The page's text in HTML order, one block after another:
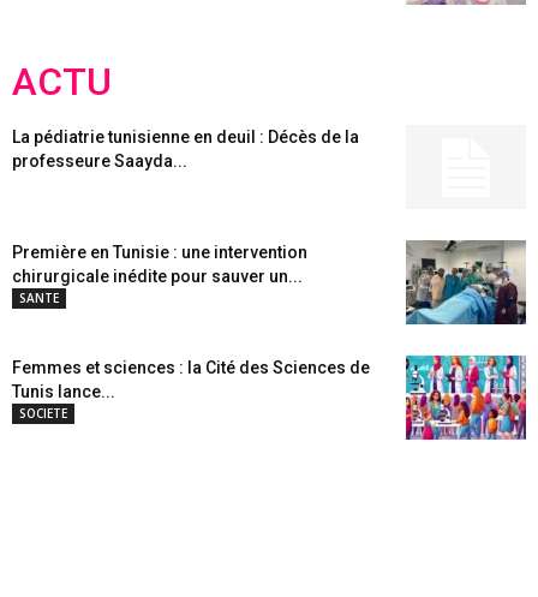
ACTU
La pédiatrie tunisienne en deuil : Décès de la
professeure Saayda...
Première en Tunisie : une intervention
chirurgicale inédite pour sauver un...
SANTE
Femmes et sciences : la Cité des Sciences de
Tunis lance...
SOCIETE